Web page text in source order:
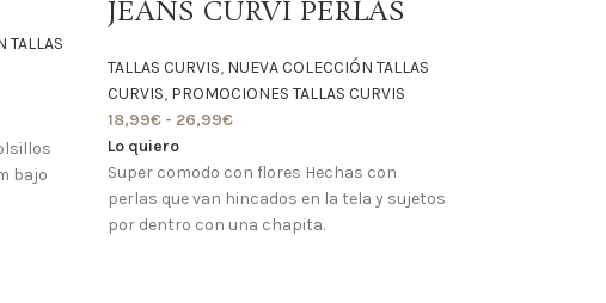
TALLAS
bajo
JEANS CURVI PERLAS
TALLAS CURVIS, NUEVA COLECCIÓN TALLAS
CURVIS, PROMOCIONES TALLAS CURVIS
18,99€ - 26,99€
Lo quiero
Super comodo con flores Hechas con
perlas que van hincados en la tela y sujetos
por dentro con una chapita.